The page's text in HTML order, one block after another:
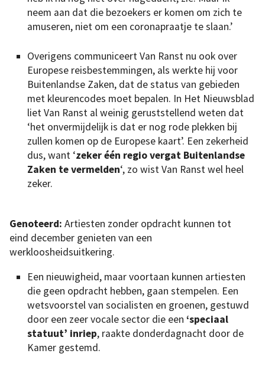
neem aan dat die bezoekers er komen om zich te
amuseren, niet om een coronapraatje te slaan.’
Overigens communiceert Van Ranst nu ook over
Europese reisbestemmingen, als werkte hij voor
Buitenlandse Zaken, dat de status van gebieden
met kleurencodes moet bepalen. In Het Nieuwsblad
liet Van Ranst al weinig geruststellend weten dat
‘het onvermijdelijk is dat er nog rode plekken bij
zullen komen op de Europese kaart’. Een zekerheid
dus, want ‘zeker één regio vergat Buitenlandse
Zaken te vermelden‘, zo wist Van Ranst wel heel
zeker.
Genoteerd: Artiesten zonder opdracht kunnen tot
eind december genieten van een
werkloosheidsuitkering.
Een nieuwigheid, maar voortaan kunnen artiesten
die geen opdracht hebben, gaan stempelen. Een
wetsvoorstel van socialisten en groenen, gestuwd
door een zeer vocale sector die een ‘speciaal
statuut’ inriep, raakte donderdagnacht door de
Kamer gestemd.